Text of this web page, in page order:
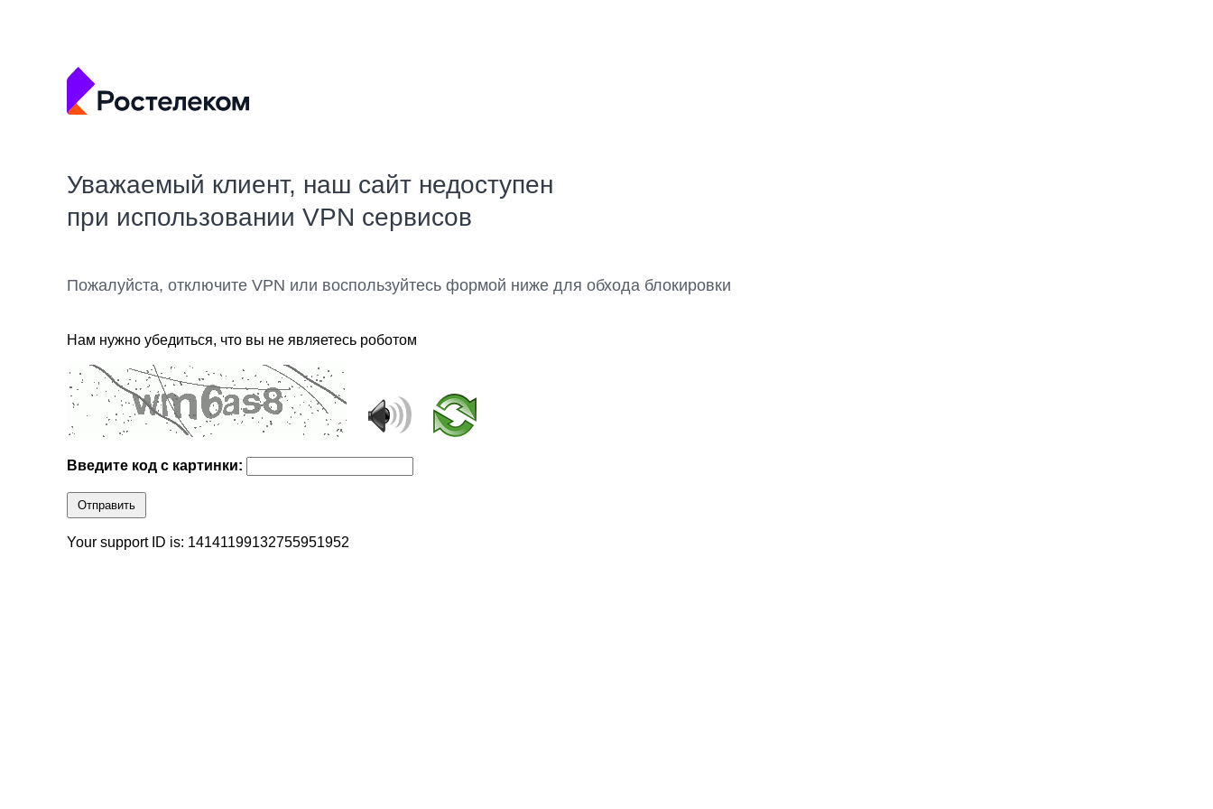
Уважаемый клиент, наш сайт недоступен
при использовании VPN сервисов
Пожалуйста, отключите VPN или воспользуйтесь формой ниже для обхода блокировки
Нам нужно убедиться, что вы не являетесь роботом
Введите код с картинки:
Отправить
Your support ID is: 14141199132755951952